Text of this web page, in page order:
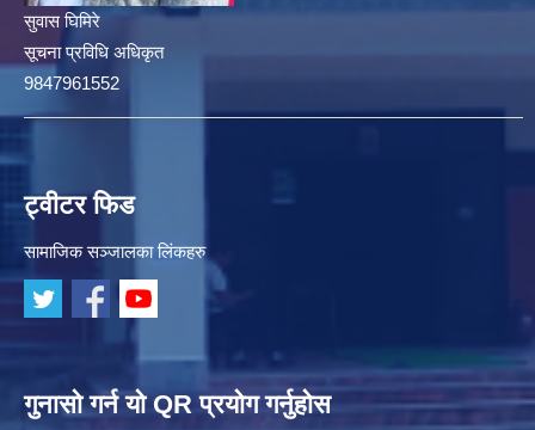
सुवास घिमिरे
सूचना प्रविधि अधिकृत
9847961552
ट्वीटर फिड
सामाजिक सञ्जालका लिंकहरु
गुनासो गर्न यो QR प्रयोग गर्नुहोस